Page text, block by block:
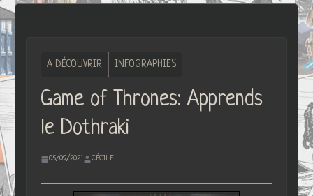
A DÉCOUVRIR INFOGRAPHIES
Game of Thrones: Apprends
le Dothraki
05/09/2021 CÉCILE